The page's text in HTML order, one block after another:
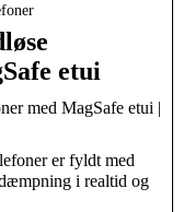
etui
med MagSafe etui |
er fyldt med
i realtid og